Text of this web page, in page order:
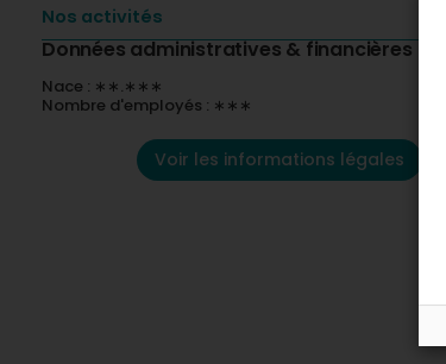
Nos activités
Données administratives & financières
Nace : ∗∗.∗∗∗
Nombre d'employés : ∗∗∗
Voir les informations légales